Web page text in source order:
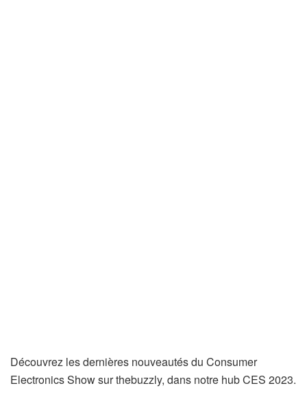
Découvrez les dernières nouveautés du Consumer
Electronics Show sur thebuzzly, dans notre hub CES 2023.